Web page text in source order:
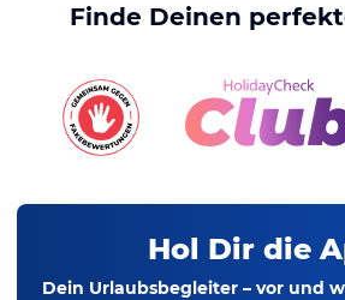
Finde Deinen
Hol Dir die
Dein Urlaubsbegleiter – vor und